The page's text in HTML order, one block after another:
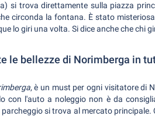
si trova direttamente sulla piazza
circonda la fontana. È stato
lo giri una volta. Si dice anche che chi
le bellezze di Norimberga in
, è un must per ogni visitatore di
con l'auto a noleggio non è da
si trova al mercato